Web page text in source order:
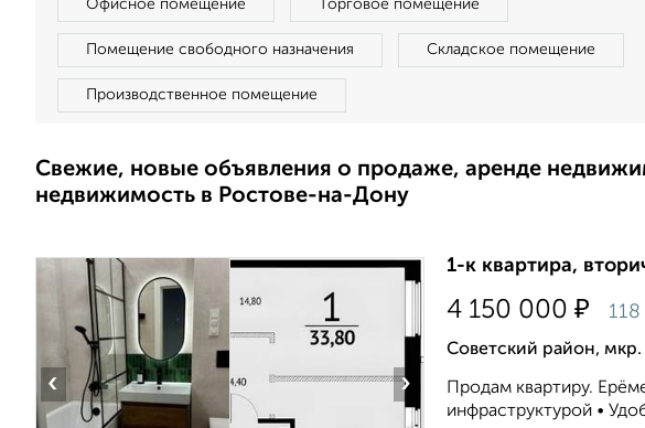
Офисное помещение Торговое помещение
Помещение свободного назначения Складское помещение
Производственное помещение
Свежие, новые объявления о продаже, аренде
недвижимость в Ростове-на-Дону
‹ ›
1-к квартира,
4 150 000 ₽
Советский район,
Продам квартиру.
инфраструктурой •